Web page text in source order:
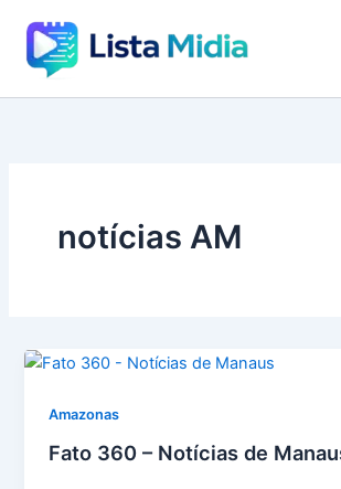
para
notícias AM
Amazonas
Fato 360 – Notícias de